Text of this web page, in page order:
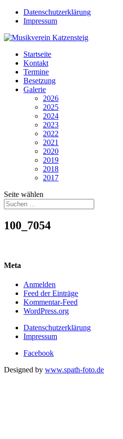
Datenschutzerklärung
Impressum
Startseite
Kontakt
Termine
Besetzung
Galerie
2026
2025
2024
2023
2022
2021
2020
2019
2018
2017
Seite wählen
100_7054
Meta
Anmelden
Feed der Einträge
Kommentar-Feed
WordPress.org
Datenschutzerklärung
Impressum
Facebook
Designed by www.spath-foto.de